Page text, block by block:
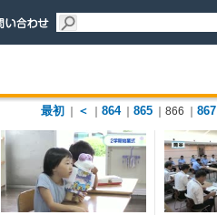
最初
＜ 864 865 ｜866 867